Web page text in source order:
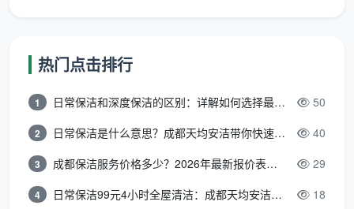
留出48小时的通风干燥时间。如果业主原计划周五进家
具，客服会往回推，锁定周三或周四开荒，并立即敲定
档期。这种前置规划思维，正是预约制的核心：不是为
了填满日历，而是为了让清洁效果最大化。
第三步：定金确认与工具预设
预约不等于口头承诺。天均安洁会通过小额定单锁
热门点击排行
1 日常保洁和深度保洁的区别：详解如何选择最适合的清洁服务 50
2 日常保洁是什么意思？成都天均安洁带你快速区分“日常vs深度vs开荒” 40
3 成都保洁服务价格多少？2026年最新报价表来了，这一篇看透所有费用 29
4 日常保洁99元4小时全屋清洁：成都天均安洁保洁超值服务全解析 18